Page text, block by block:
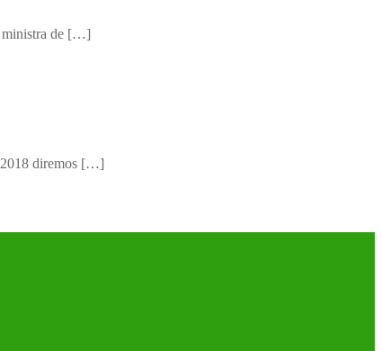
ministra de […]
2018 diremos […]